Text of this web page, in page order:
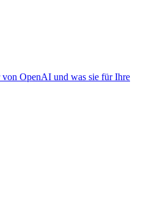
OpenAI und was sie für Ihre